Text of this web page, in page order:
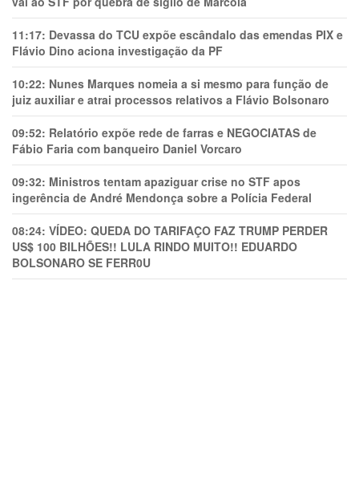
11:17: Devassa do TCU expõe escândalo das emendas PIX e
Flávio Dino aciona investigação da PF
10:22: Nunes Marques nomeia a si mesmo para função de
juiz auxiliar e atrai processos relativos a Flávio Bolsonaro
09:52: Relatório expõe rede de farras e NEGOCIATAS de
Fábio Faria com banqueiro Daniel Vorcaro
09:32: Ministros tentam apaziguar crise no STF apos
ingerência de André Mendonça sobre a Polícia Federal
08:24: VÍDEO: QUEDA DO TARIFAÇO FAZ TRUMP PERDER
US$ 100 BILHÕES!! LULA RINDO MUITO!! EDUARDO
BOLSONARO SE FERR0U